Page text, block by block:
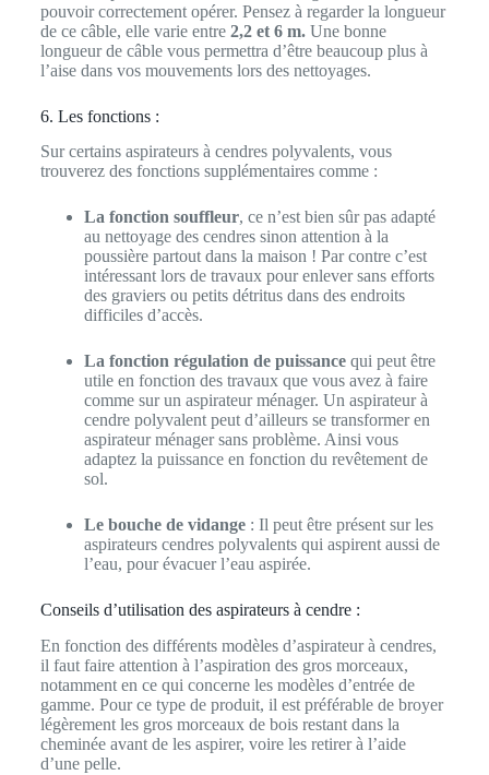
pouvoir correctement opérer. Pensez à regarder la longueur
de ce câble, elle varie entre 2,2 et 6 m. Une bonne
longueur de câble vous permettra d’être beaucoup plus à
l’aise dans vos mouvements lors des nettoyages.
6. Les fonctions :
Sur certains aspirateurs à cendres polyvalents, vous
trouverez des fonctions supplémentaires comme :
La fonction souffleur, ce n’est bien sûr pas adapté
au nettoyage des cendres sinon attention à la
poussière partout dans la maison ! Par contre c’est
intéressant lors de travaux pour enlever sans efforts
des graviers ou petits détritus dans des endroits
difficiles d’accès.
La fonction régulation de puissance qui peut être
utile en fonction des travaux que vous avez à faire
comme sur un aspirateur ménager. Un aspirateur à
cendre polyvalent peut d’ailleurs se transformer en
aspirateur ménager sans problème. Ainsi vous
adaptez la puissance en fonction du revêtement de
sol.
Le bouche de vidange: Il peut être présent sur les
aspirateurs cendres polyvalents qui aspirent aussi de
l’eau, pour évacuer l’eau aspirée.
Conseils d’utilisation des aspirateurs à cendre :
En fonction des différents modèles d’aspirateur à cendres,
il faut faire attention à l’aspiration des gros morceaux,
notamment en ce qui concerne les modèles d’entrée de
gamme. Pour ce type de produit, il est préférable de broyer
légèrement les gros morceaux de bois restant dans la
cheminée avant de les aspirer, voire les retirer à l’aide
d’une pelle.